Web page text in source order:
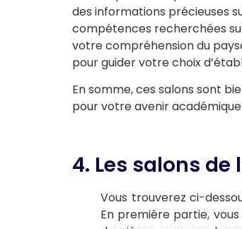
des informations précieuses
compétences recherchées
votre compréhension du
pour guider votre choix
En somme, ces salons sont
pour votre avenir
4. Les salons
Vous trouverez ci-
En première partie,